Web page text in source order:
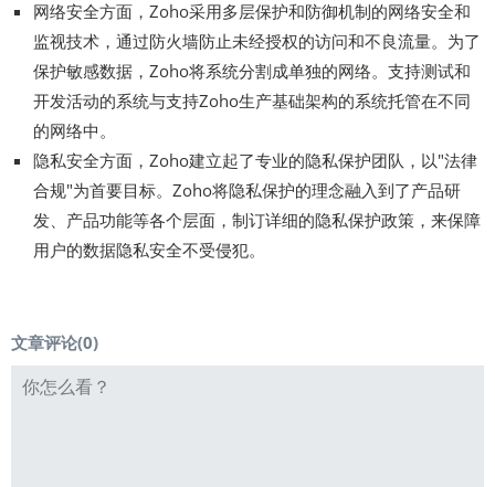
网络安全方面，Zoho采用多层保护和防御机制的网络安全和
监视技术，通过防火墙防止未经授权的访问和不良流量。为了
保护敏感数据，Zoho将系统分割成单独的网络。支持测试和
开发活动的系统与支持Zoho生产基础架构的系统托管在不同
的网络中。
隐私安全方面，Zoho建立起了专业的隐私保护团队，以"法律
合规"为首要目标。Zoho将隐私保护的理念融入到了产品研
发、产品功能等各个层面，制订详细的隐私保护政策，来保障
用户的数据隐私安全不受侵犯。
文章评论(0)